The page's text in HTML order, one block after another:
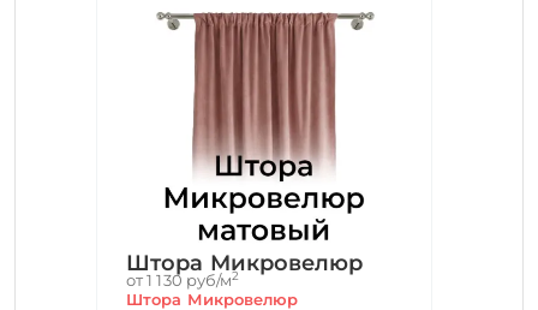
Штора Микровелюр
от 1 130 руб/м2
Штора Микровелюр